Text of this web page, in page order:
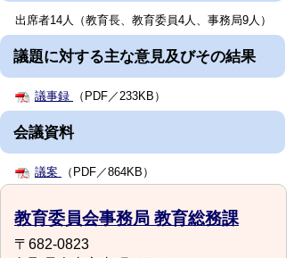
出席者14人（教育長、教育委員4人、事務局9人）
議題に対する主な意見及びその結果
議事録 （PDF／233KB）
会議資料
議案 （PDF／864KB）
教育委員会事務局 教育総務課
〒682-0823